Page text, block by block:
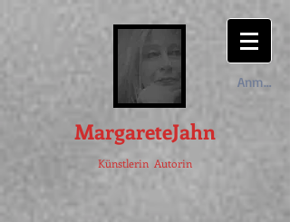
Anmelden
MargareteJahn
Künstlerin Autorin